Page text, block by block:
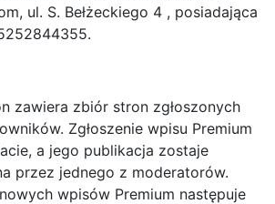
ul. S. Bełżeckiego 4 , posiadająca
zawiera zbiór stron zgłoszonych
Zgłoszenie wpisu Premium
a jego publikacja zostaje
przez jednego z moderatorów.
wpisów Premium następuje